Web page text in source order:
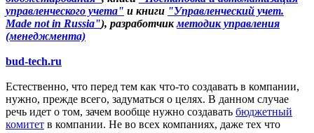
управленческого учета" и книги "Управленческий учет.
Made not in Russia"), разработчикметодик управления
(менеджмента)
bud-tech.ru
Естественно, что перед тем как что-то создавать в компании,
нужно, прежде всего, задуматься о целях. В данном случае
речь идет о том, зачем вообще нужно создавать бюджетный
комитет в компании. Не во всех компаниях, даже тех что